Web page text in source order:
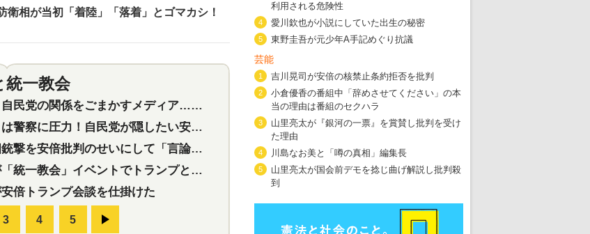
相が当初「着陸」「落着」とゴマカシ！
統一教会
関係をごまかすメディア…民放は有田芳生に発言自粛を要求
圧力！自民党が隠したい安倍元首相と統一教会の深い関係
倍批判のせいにして「言論封殺」に利用する自民党応援団
会」イベントでトランプと演説！同性婚や夫婦別姓を攻撃
倍トランプ会談を仕掛けた
特集 東京五輪強行開催特別企画 大ウソだら
・
・
大ウソだらけの東京五輪！ 安倍・菅・森はどんな嘘を
・ 五輪サッカー・久保建英が南アの陽性者に「僕らに損ではない
・ 五輪関係者が入国当日、築地を散歩！
利用される危険性
4 愛川欽也が小説にしていた出生の秘密
5 東野圭吾が元少年A手記めぐり抗議
芸能
1 吉川晃司が安倍の核禁止条約拒否を批判
2
小倉優香の番組中「辞めさせてください」の本
当の理由は番組のセクハラ
3
山里亮太が『銀河の一票』を賞賛し批判を受け
た理由
4 川島なお美と「噂の真相」編集長
5
山里亮太が国会前デモを捻じ曲げ解説し批判殺
到